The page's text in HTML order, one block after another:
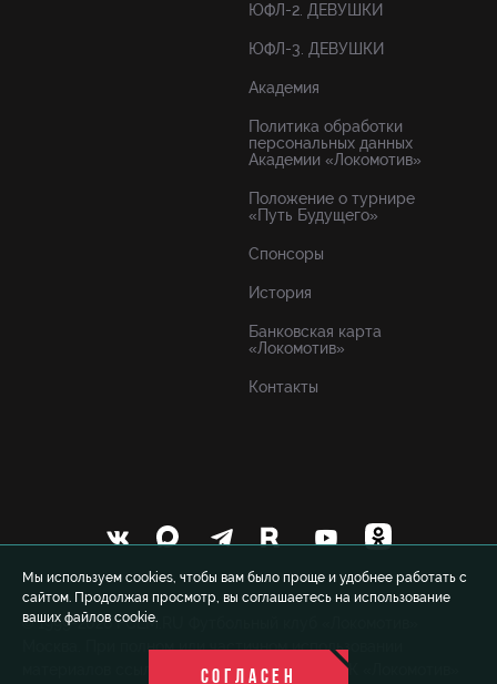
Мы используем cookies, чтобы вам было проще и удобнее работать с
сайтом. Продолжая просмотр, вы соглашаетесь на использование
ваших файлов cookie.
СОГЛАСЕН
ЮФЛ-2. ДЕВУШКИ
ЮФЛ-3. ДЕВУШКИ
Академия
Политика обработки
персональных данных
Академии «Локомотив»
Положение о турнире
«Путь Будущего»
Спонсоры
История
Банковская карта
«Локомотив»
Контакты
© 1999-2026 FCLM.RU Футбольный клуб «Локомотив»
Москва. При полном или частичном использовании
материалов ссылка на официальный сайт ФК «Локомотив»